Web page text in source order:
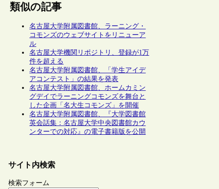
類似の記事
名古屋大学附属図書館、ラーニング・
コモンズのウェブサイトをリニューア
ル
名古屋大学機関リポジトリ、登録が1万
件を超える
名古屋大学附属図書館、「学生アイデ
アコンテスト」の結果を発表
名古屋大学附属図書館、ホームカミン
グデイでラーニングコモンズを舞台と
した企画「名大生コモンズ」を開催
名古屋大学附属図書館、『大学図書館
英会話集：名古屋大学中央図書館カウ
ンターでの対応』の電子書籍版を公開
サイト内検索
検索フォーム